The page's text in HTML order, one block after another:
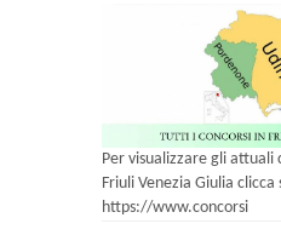
Per visualizzare gli attuali
Friuli Venezia Giulia clicca
https://www.concorsi